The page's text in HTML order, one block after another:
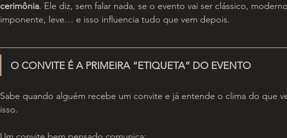
cerimônia. Ele diz, sem falar nada, se o evento vai ser clássico,
imponente, leve… e isso influencia tudo que vem depois.
O CONVITE É A PRIMEIRA “ETIQUETA” DO EVENTO
Sabe quando alguém recebe um convite e já entende o clima do que
isso.